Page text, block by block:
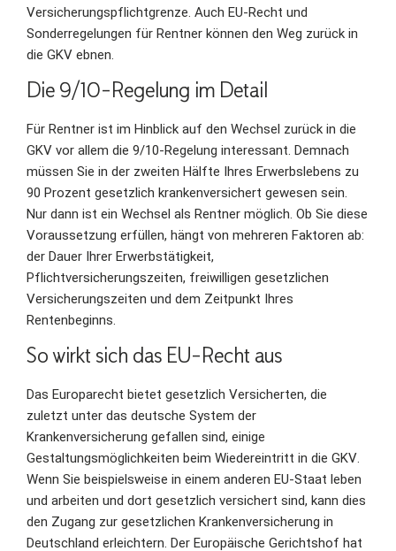
Versicherungspflichtgrenze. Auch EU-Recht und
Sonderregelungen für Rentner können den Weg zurück in
die GKV ebnen.
Die 9/10-Regelung im Detail
Für Rentner ist im Hinblick auf den Wechsel zurück in die
GKV vor allem die 9/10-Regelung interessant. Demnach
müssen Sie in der zweiten Hälfte Ihres Erwerbslebens zu
90 Prozent gesetzlich krankenversichert gewesen sein.
Nur dann ist ein Wechsel als Rentner möglich. Ob Sie diese
Voraussetzung erfüllen, hängt von mehreren Faktoren ab:
der Dauer Ihrer Erwerbstätigkeit,
Pflichtversicherungszeiten, freiwilligen gesetzlichen
Versicherungszeiten und dem Zeitpunkt Ihres
Rentenbeginns.
So wirkt sich das EU-Recht aus
Das Europarecht bietet gesetzlich Versicherten, die
zuletzt unter das deutsche System der
Krankenversicherung gefallen sind, einige
Gestaltungsmöglichkeiten beim Wiedereintritt in die GKV.
Wenn Sie beispielsweise in einem anderen EU-Staat leben
und arbeiten und dort gesetzlich versichert sind, kann dies
den Zugang zur gesetzlichen Krankenversicherung in
Deutschland erleichtern. Der Europäische Gerichtshof hat